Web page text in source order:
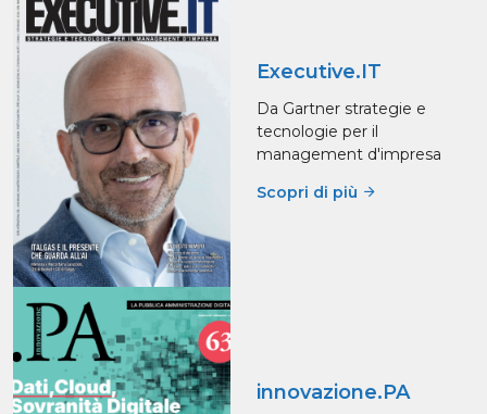
Executive.IT
Da Gartner strategie e
tecnologie per il
management d'impresa
Scopri di più
innovazione.PA